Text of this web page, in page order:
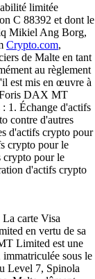
limitée
C 88392 et dont le
Mikiel Ang Borg,
Crypto.com,
de Malte en tant
au règlement
est mis en œuvre à
Foris DAX MT
1. Échange d'actifs
contre d'autres
d'actifs crypto pour
crypto pour le
crypto pour le
d'actifs crypto
carte Visa
en vertu de sa
Limited est une
sous le
Level 7, Spinola